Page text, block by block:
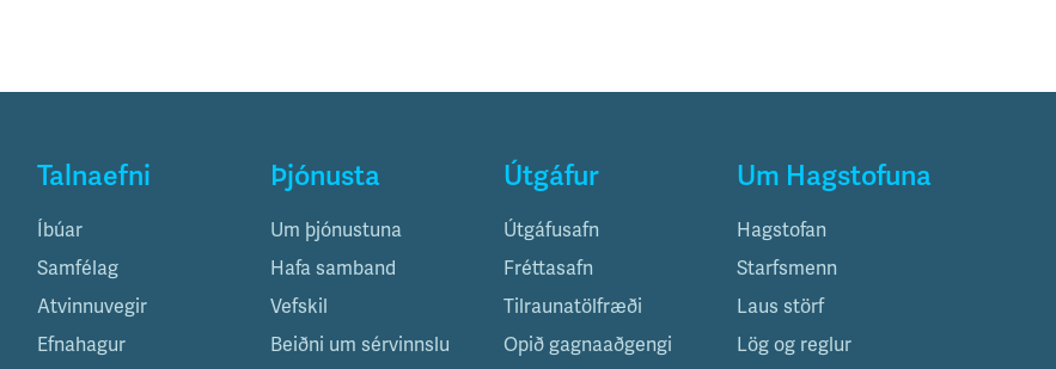
Talnaefni
Íbúar
Samfélag
Atvinnuvegir
Efnahagur
Þjónusta
Um þjónustuna
Hafa samband
Vefskil
Beiðni um sérvinnslu
Útgáfur
Útgáfusafn
Fréttasafn
Tilraunatölfræði
Opið gagnaaðgengi
Um Hagstofuna
Hagstofan
Starfsmenn
Laus störf
Lög og reglur